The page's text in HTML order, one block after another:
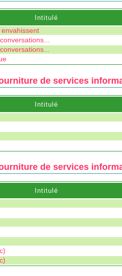
Intitulé
de services
Intitulé
de services
Intitulé